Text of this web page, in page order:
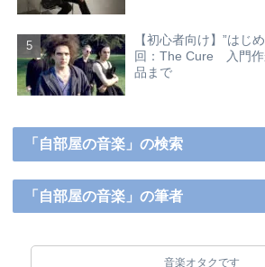
【初心者向け】”はじ
回：The Cure 入門作
品まで
「自部屋の音楽」の検索
「自部屋の音楽」の筆者
音楽オタクです